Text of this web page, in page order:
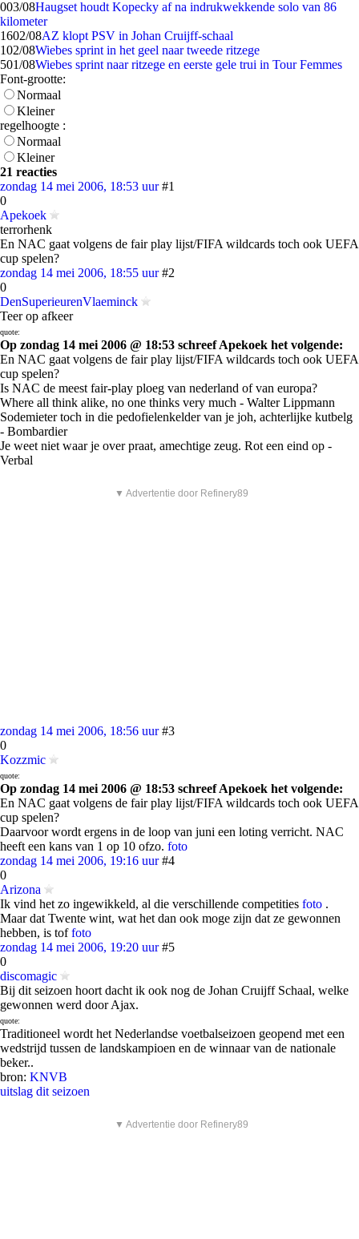
003/08Haugset houdt Kopecky af na indrukwekkende solo van 86
kilometer
1602/08AZ klopt PSV in Johan Cruijff-schaal
102/08Wiebes sprint in het geel naar tweede ritzege
501/08Wiebes sprint naar ritzege en eerste gele trui in Tour Femmes
Font-grootte:
Normaal
Kleiner
regelhoogte :
Normaal
Kleiner
21 reacties
zondag 14 mei 2006, 18:53 uur #1
0
Apekoek
terrorhenk
En NAC gaat volgens de fair play lijst/FIFA wildcards toch ook UEFA
cup spelen?
zondag 14 mei 2006, 18:55 uur #2
0
DenSuperieurenVlaeminck
Teer op afkeer
quote:
Op zondag 14 mei 2006 @ 18:53 schreef Apekoek het volgende:
En NAC gaat volgens de fair play lijst/FIFA wildcards toch ook UEFA
cup spelen?
Is NAC de meest fair-play ploeg van nederland of van europa?
Where all think alike, no one thinks very much - Walter Lippmann
Sodemieter toch in die pedofielenkelder van je joh, achterlijke kutbelg
- Bombardier
Je weet niet waar je over praat, amechtige zeug. Rot een eind op -
Verbal
▼ Advertentie door Refinery89
zondag 14 mei 2006, 18:56 uur #3
0
Kozzmic
quote:
Op zondag 14 mei 2006 @ 18:53 schreef Apekoek het volgende:
En NAC gaat volgens de fair play lijst/FIFA wildcards toch ook UEFA
cup spelen?
Daarvoor wordt ergens in de loop van juni een loting verricht. NAC
heeft een kans van 1 op 10 ofzo. foto
zondag 14 mei 2006, 19:16 uur #4
0
Arizona
Ik vind het zo ingewikkeld, al die verschillende competities foto .
Maar dat Twente wint, wat het dan ook moge zijn dat ze gewonnen
hebben, is toffoto
zondag 14 mei 2006, 19:20 uur #5
0
discomagic
Bij dit seizoen hoort dacht ik ook nog de Johan Cruijff Schaal, welke
gewonnen werd door Ajax.
quote:
Traditioneel wordt het Nederlandse voetbalseizoen geopend met een
wedstrijd tussen de landskampioen en de winnaar van de nationale
beker..
bron: KNVB
uitslag dit seizoen
▼ Advertentie door Refinery89